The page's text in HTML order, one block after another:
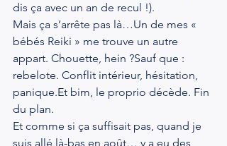
dis ça avec un an de recul !).
Mais ça s’arrête pas là…Un de mes «
bébés Reiki » me trouve un autre
appart. Chouette, hein ?Sauf que :
rebelote. Conflit intérieur, hésitation,
panique.Et bim, le proprio décède. Fin
du plan.
Et comme si ça suffisait pas, quand je
suis allé là-bas en août… y a eu des